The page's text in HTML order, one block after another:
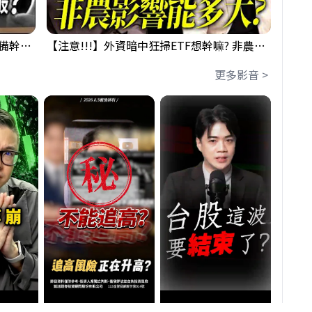
鴻海回測季線是機會還是危機!?下周準備幹大事?｜0807 #3661 #2317 #2317鴻海 【注意!!!】外資暗中狂掃ETF想幹嘛? 非農影響能多大?!｜ Mr.永年 李 / Mr.JIMMY 高志銘 / 理財有夠跩
更多影音 >